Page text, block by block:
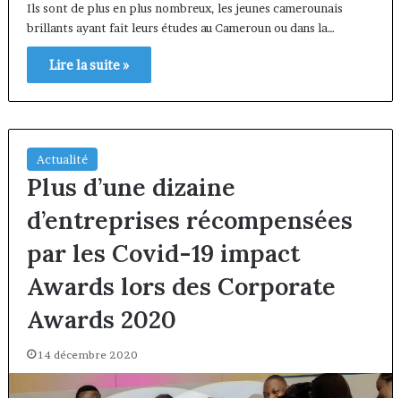
Ils sont de plus en plus nombreux, les jeunes camerounais
brillants ayant fait leurs études au Cameroun ou dans la…
Lire la suite »
Actualité
Plus d’une dizaine
d’entreprises récompensées
par les Covid-19 impact
Awards lors des Corporate
Awards 2020
14 décembre 2020